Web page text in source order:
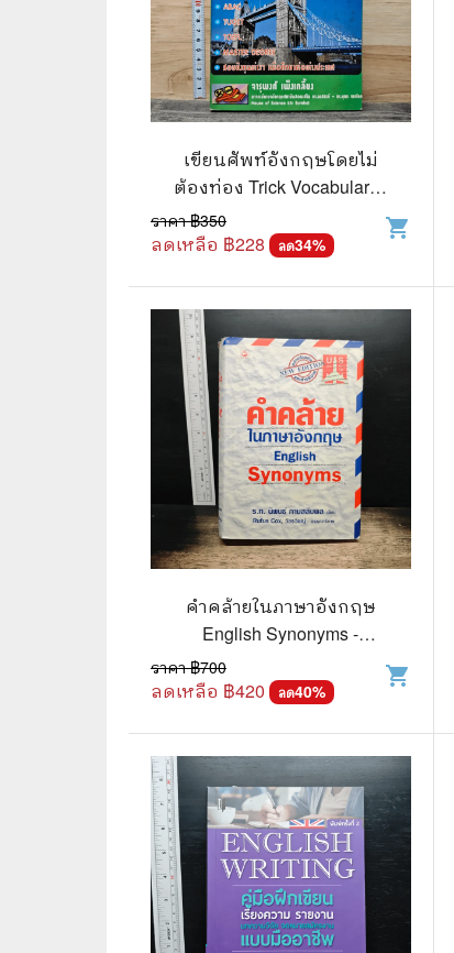
เขียนศัพท์อังกฤษโดยไม่
ต้องท่อง Trick Vocabulary -
จารุพงศ์ เพ็งเกลี้ยง
ราคา ฿350
ลดเหลือ ฿228 ลด34%
shopping_cart
คำคล้ายในภาษาอังกฤษ
English Synonyms -
ร.ท.นิพนธ์ กาบสลับพล
ราคา ฿700
ลดเหลือ ฿420 ลด40%
shopping_cart